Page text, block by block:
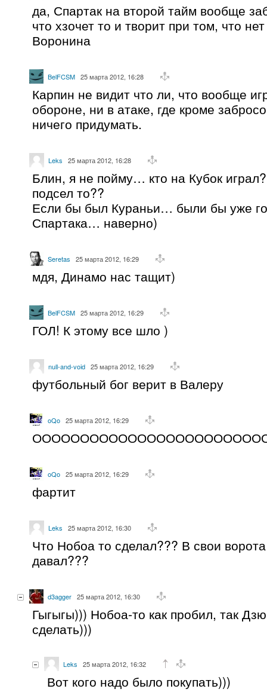
да, Спартак на второй тайм вообще
что хзочет то и творит при том, что
Воронина
BelFCSM 25 марта 2012, 16:28
Карпин не видит что ли, что вообще
обороне, ни в атаке, где кроме
ничего придумать.
Leks 25 марта 2012, 16:28
Блин, я не пойму… кто на Кубок
подсел то??
Если бы был Кураньи… были бы уже
Спартака… наверно)
Seretas 25 марта 2012, 16:29
мдя, Динамо нас тащит)
BelFCSM 25 марта 2012, 16:29
ГОЛ! К этому все шло )
null-and-void 25 марта 2012, 16:29
футбольный бог верит в Валеру
oQo 25 марта 2012, 16:29
oQo 25 марта 2012, 16:29
фартит
Leks 25 марта 2012, 16:30
Что Нобоа то сделал??? В свои
давал???
d3agger 25 марта 2012, 16:30
Гыгыгы))) Нобоа-то как пробил, так
сделать)))
Leks 25 марта 2012, 16:32
Вот кого надо было покупать)))